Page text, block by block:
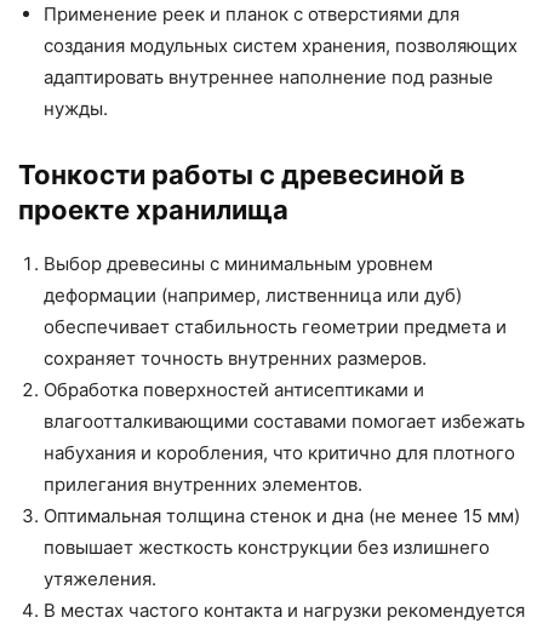
Применение реек и планок с отверстиями для
создания модульных систем хранения, позволяющих
адаптировать внутреннее наполнение под разные
нужды.
Тонкости работы с древесиной в
проекте хранилища
Выбор древесины с минимальным уровнем
деформации (например, лиственница или дуб)
обеспечивает стабильность геометрии предмета и
сохраняет точность внутренних размеров.
Обработка поверхностей антисептиками и
влагоотталкивающими составами помогает избежать
набухания и коробления, что критично для плотного
прилегания внутренних элементов.
Оптимальная толщина стенок и дна (не менее 15 мм)
повышает жесткость конструкции без излишнего
утяжеления.
В местах частого контакта и нагрузки рекомендуется